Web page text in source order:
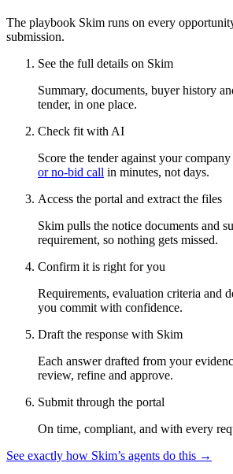
The playbook Skim runs on every
submission.
See the full details on Skim
Summary, documents, buyer history
tender, in one place.
Check fit with AI
Score the tender against your
or no-bid call in minutes, not days.
Access the portal and extract the files
Skim pulls the notice documents and
requirement, so nothing gets missed.
Confirm it is right for you
Requirements, evaluation criteria and
you commit with confidence.
Draft the response with Skim
Each answer drafted from your
review, refine and approve.
Submit through the portal
On time, compliant, and with every
See exactly how Skim’s agents do this →